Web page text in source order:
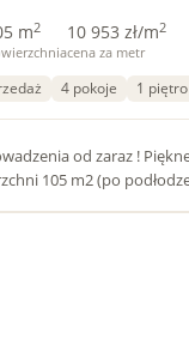
m2 10 953 zł/m2
cena za metr
4 pokoje 1 piętro
zaraz ! Piękne, 2 poziomowe